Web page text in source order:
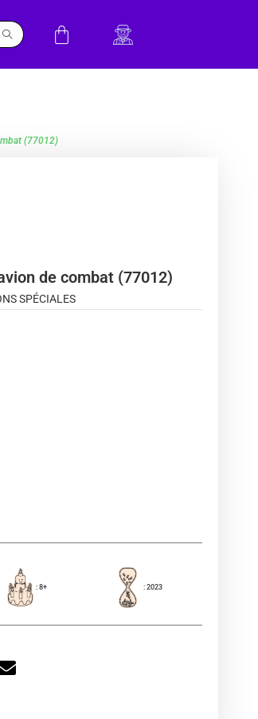
(77012)
de combat (77012)
SPÉCIALES
: 8+ : 2023